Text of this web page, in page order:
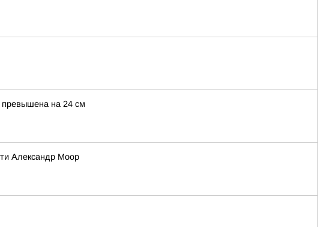
превышена на 24 см
Александр Моор